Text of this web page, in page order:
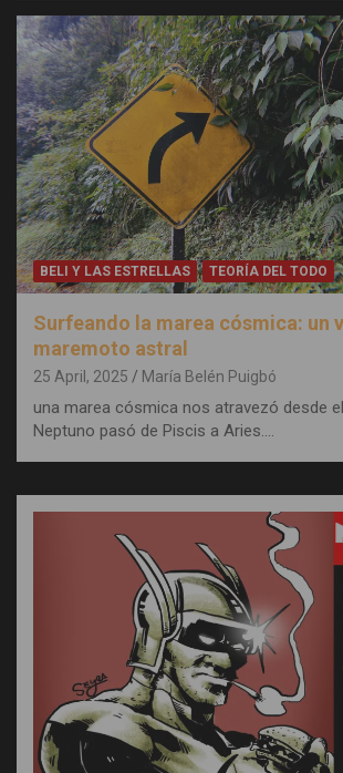
BELI Y LAS ESTRELLAS TEORÍA DEL TODO
Surfeando la marea cósmica: un
maremoto astral
25 April, 2025 María Belén Puigbó
una marea cósmica nos atravezó desde
Neptuno pasó de Piscis a Aries.…